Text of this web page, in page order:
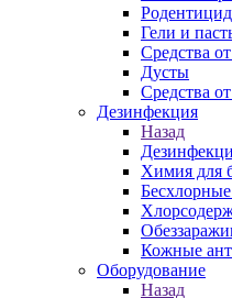
Гели и
Средства
Дусты
Средства
Дезинфекция
Назад
Химия для
Бесхлорные
Кожные
Оборудование
Назад